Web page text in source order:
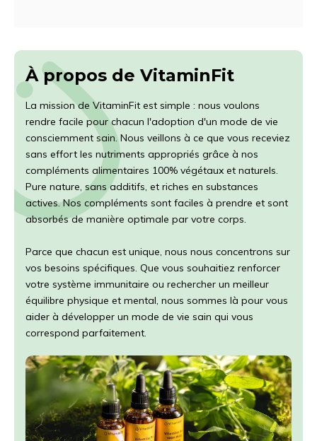
À propos de VitaminFit
La mission de VitaminFit est simple : nous voulons
rendre facile pour chacun l'adoption d'un mode de vie
consciemment sain. Nous veillons à ce que vous receviez
sans effort les nutriments appropriés grâce à nos
compléments alimentaires 100% végétaux et naturels.
Pure nature, sans additifs, et riches en substances
actives. Nos compléments sont faciles à prendre et sont
absorbés de manière optimale par votre corps.
Parce que chacun est unique, nous nous concentrons sur
vos besoins spécifiques. Que vous souhaitiez renforcer
votre système immunitaire ou rechercher un meilleur
équilibre physique et mental, nous sommes là pour vous
aider à développer un mode de vie sain qui vous
correspond parfaitement.